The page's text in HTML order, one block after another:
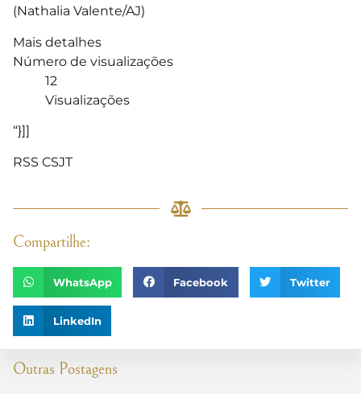
Outras Postagens
(Nathalia Valente/AJ)
Mais detalhes
Número de visualizações
12
Visualizações
“}]]
RSS CSJT
Compartilhe:
WhatsApp Facebook Twitter
LinkedIn